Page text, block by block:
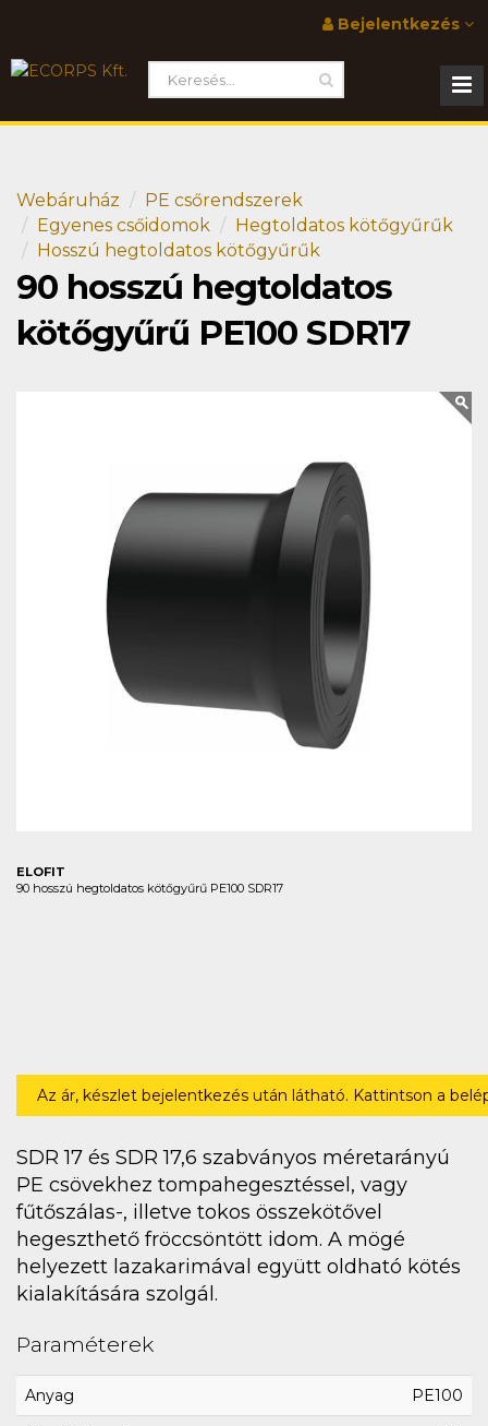
Bejelentkezés
Webáruház
PE csőrendszerek
Egyenes csőidomok
Hegtoldatos kötőgyűrűk
Hosszú hegtoldatos kötőgyűrűk
90 hosszú hegtoldatos
kötőgyűrű PE100 SDR17
ELOFIT
90 hosszú hegtoldatos kötőgyűrű PE100 SDR17
Az ár, készlet bejelentkezés után látható. Kattintson a
SDR 17 és SDR 17,6 szabványos méretarányú
PE csövekhez tompahegesztéssel, vagy
fűtőszálas-, illetve tokos összekötővel
hegeszthető fröccsöntött idom. A mögé
helyezett lazakarimával együtt oldható kötés
kialakítására szolgál.
Paraméterek
Anyag PE100